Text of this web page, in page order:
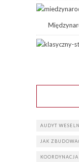
AUDYT
JAK